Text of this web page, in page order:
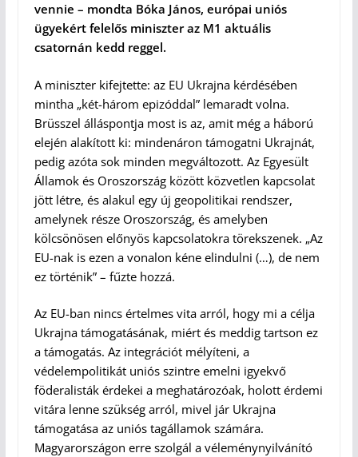
vennie – mondta Bóka János, európai uniós
ügyekért felelős miniszter az M1 aktuális
csatornán kedd reggel.
A miniszter kifejtette: az EU Ukrajna kérdésében
mintha „két-három epizóddal” lemaradt volna.
Brüsszel álláspontja most is az, amit még a háború
elején alakított ki: mindenáron támogatni Ukrajnát,
pedig azóta sok minden megváltozott. Az Egyesült
Államok és Oroszország között közvetlen kapcsolat
jött létre, és alakul egy új geopolitikai rendszer,
amelynek része Oroszország, és amelyben
kölcsönösen előnyös kapcsolatokra törekszenek. „Az
EU-nak is ezen a vonalon kéne elindulni (…), de nem
ez történik” – fűzte hozzá.
Az EU-ban nincs értelmes vita arról, hogy mi a célja
Ukrajna támogatásának, miért és meddig tartson ez
a támogatás. Az integrációt mélyíteni, a
védelempolitikát uniós szintre emelni igyekvő
föderalisták érdekei a meghatározóak, holott érdemi
vitára lenne szükség arról, mivel jár Ukrajna
támogatása az uniós tagállamok számára.
Magyarországon erre szolgál a véleménynyilvánító